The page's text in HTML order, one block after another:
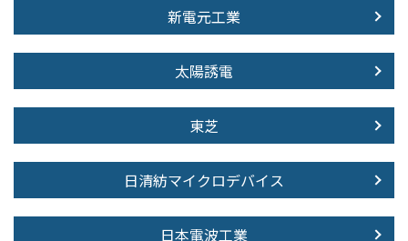
新電元工業
太陽誘電
東芝
日清紡マイクロデバイス
日本電波工業